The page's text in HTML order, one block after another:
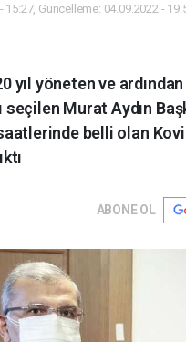
15:27, Güncelleme: 04.09.2022 -
yıl yöneten ve
seçilen Murat Aydın
belli olan
ABONE OL